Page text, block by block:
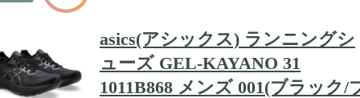
asics(アシックス) ランニングシ
ューズ GEL-KAYANO 31
1011B868 メンズ 001(ブラック/